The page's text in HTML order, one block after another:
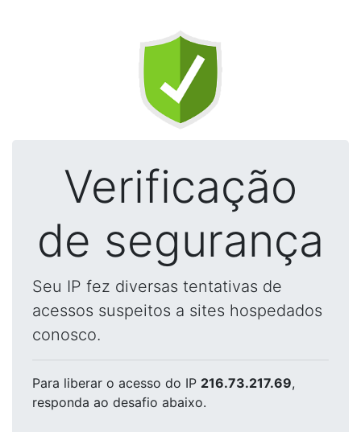
Verificação
de segurança
Seu IP fez diversas tentativas de
acessos suspeitos a sites hospedados
conosco.
Para liberar o acesso do IP 216.73.217.69,
responda ao desafio abaixo.